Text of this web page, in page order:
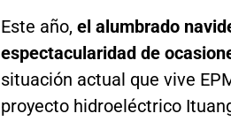
Este año, el alumbrado
espectacularidad de
situación actual que vive
proyecto hidroeléctrico